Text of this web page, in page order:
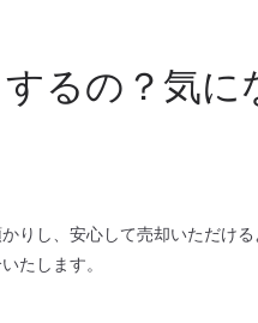
るの？気に
りし、安心して売却いただける
たします。